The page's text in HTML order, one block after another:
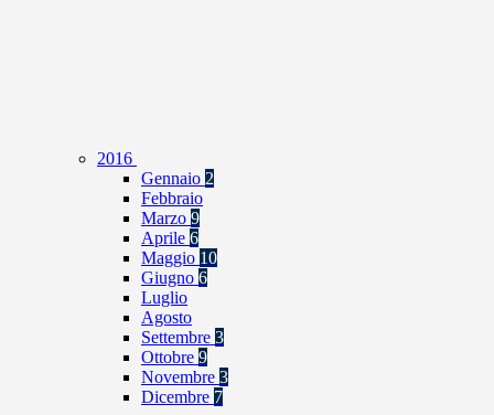
2016
Gennaio 2
Febbraio
Marzo 9
Aprile 6
Maggio 10
Giugno 6
Luglio
Agosto
Settembre 3
Ottobre 9
Novembre 3
Dicembre 7